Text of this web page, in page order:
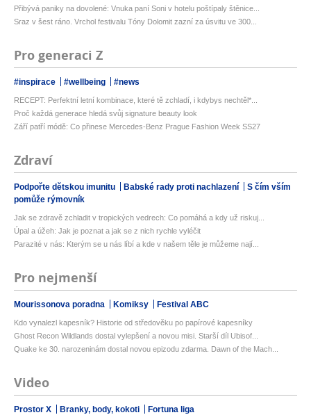
Přibývá paniky na dovolené: Vnuka paní Soni v hotelu poštípaly štěnice...
Sraz v šest ráno. Vrchol festivalu Tóny Dolomit zazní za úsvitu ve 300...
Pro generaci Z
#inspirace #wellbeing #news
RECEPT: Perfektní letní kombinace, které tě zchladí, i kdybys nechtěl*...
Proč každá generace hledá svůj signature beauty look
Září patří módě: Co přinese Mercedes-Benz Prague Fashion Week SS27
Zdraví
Podpořte dětskou imunitu Babské rady proti nachlazení
S čím vším
pomůže rýmovník
Jak se zdravě zchladit v tropických vedrech: Co pomáhá a kdy už riskuj...
Úpal a úžeh: Jak je poznat a jak se z nich rychle vyléčit
Parazité v nás: Kterým se u nás líbí a kde v našem těle je můžeme nají...
Pro nejmenší
Mourissonova poradna Komiksy Festival ABC
Kdo vynalezl kapesník? Historie od středověku po papírové kapesníky
Ghost Recon Wildlands dostal vylepšení a novou misi. Starší díl Ubisof...
Quake ke 30. narozeninám dostal novou epizodu zdarma. Dawn of the Mach...
Video
Prostor X Branky, body, kokoti Fortuna liga